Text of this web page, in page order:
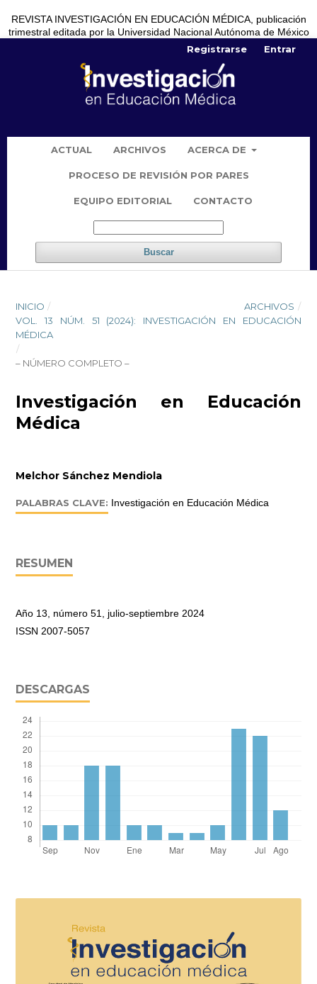
REVISTA INVESTIGACIÓN EN EDUCACIÓN MÉDICA, publicación
trimestral editada por la Universidad Nacional Autónoma de México
ACTUAL ARCHIVOS ACERCA DE
PROCESO DE REVISIÓN POR PARES
EQUIPO EDITORIAL CONTACTO
Buscar
Registrarse Entrar
INICIO / ARCHIVOS /
VOL. 13 NÚM. 51 (2024): INVESTIGACIÓN EN EDUCACIÓN
MÉDICA
/
– NÚMERO COMPLETO –
Investigación en Educación
Médica
Melchor Sánchez Mendiola
PALABRAS CLAVE: Investigación en Educación Médica
RESUMEN
Año 13, número 51, julio-septiembre 2024
ISSN 2007-5057
DESCARGAS